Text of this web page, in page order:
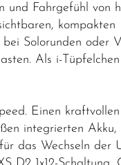
Fahrgefühl von
kompakten
Solorunden oder
Als i-
Einen
integrierten Akku,
das Wechseln der